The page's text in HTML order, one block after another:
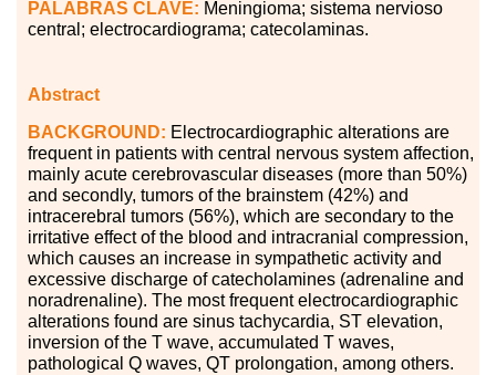
PALABRAS CLAVE: Meningioma; sistema nervioso
central; electrocardiograma; catecolaminas.
Abstract
BACKGROUND: Electrocardiographic alterations are
frequent in patients with central nervous system affection,
mainly acute cerebrovascular diseases (more than 50%)
and secondly, tumors of the brainstem (42%) and
intracerebral tumors (56%), which are secondary to the
irritative effect of the blood and intracranial compression,
which causes an increase in sympathetic activity and
excessive discharge of catecholamines (adrenaline and
noradrenaline). The most frequent electrocardiographic
alterations found are sinus tachycardia, ST elevation,
inversion of the T wave, accumulated T waves,
pathological Q waves, QT prolongation, among others.